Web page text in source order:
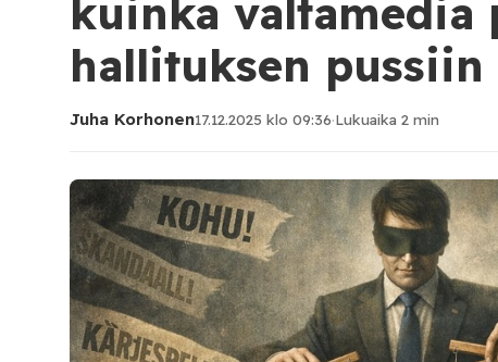
kuinka valtamedia
hallituksen pussiin
Juha Korhonen17.12.2025 klo 09:36·Lukuaika 2 min